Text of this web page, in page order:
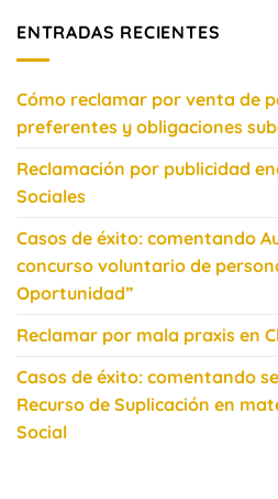
ENTRADAS RECIENTES
Cómo reclamar por venta de
preferentes y obligaciones
Reclamación por publicidad
Sociales
Casos de éxito: comentando
concurso voluntario de
Oportunidad”
Reclamar por mala praxis en
Casos de éxito: comentando
Recurso de Suplicación en
Social